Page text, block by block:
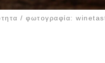
/ φωτογραφία: